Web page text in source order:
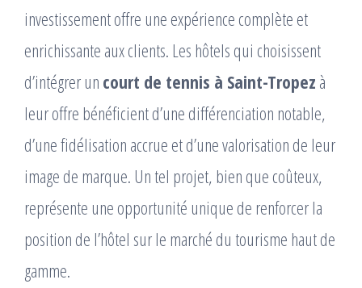
investissement offre une expérience complète et
enrichissante aux clients. Les hôtels qui choisissent
d’intégrer un court de tennis à Saint-Tropez à
leur offre bénéficient d’une différenciation notable,
d’une fidélisation accrue et d’une valorisation de leur
image de marque. Un tel projet, bien que coûteux,
représente une opportunité unique de renforcer la
position de l’hôtel sur le marché du tourisme haut de
gamme.